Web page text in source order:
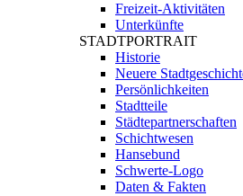
Freizeit-Aktivitäten
Unterkünfte
STADTPORTRAIT
Historie
Neuere
Persönlichkeiten
Stadtteile
Städtepartnerschaften
Schichtwesen
Hansebund
Schwerte-Logo
Daten & Fakten